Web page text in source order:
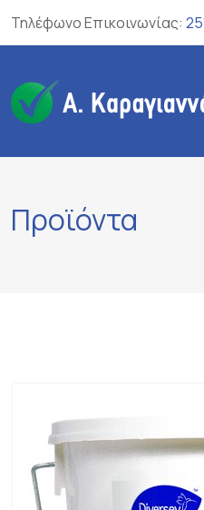
Τηλέφωνο Επικοινωνίας:
Προϊόντα